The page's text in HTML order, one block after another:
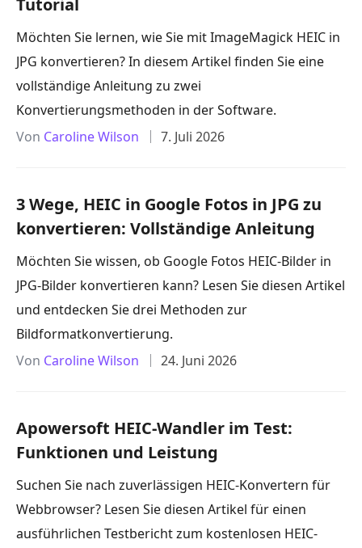
Tutorial
Möchten Sie lernen, wie Sie mit ImageMagick HEIC in
JPG konvertieren? In diesem Artikel finden Sie eine
vollständige Anleitung zu zwei
Konvertierungsmethoden in der Software.
Von Caroline Wilson 7. Juli 2026
3 Wege, HEIC in Google Fotos in JPG zu
konvertieren: Vollständige Anleitung
Möchten Sie wissen, ob Google Fotos HEIC-Bilder in
JPG-Bilder konvertieren kann? Lesen Sie diesen Artikel
und entdecken Sie drei Methoden zur
Bildformatkonvertierung.
Von Caroline Wilson 24. Juni 2026
Apowersoft HEIC-Wandler im Test:
Funktionen und Leistung
Suchen Sie nach zuverlässigen HEIC-Konvertern für
Webbrowser? Lesen Sie diesen Artikel für einen
ausführlichen Testbericht zum kostenlosen HEIC-